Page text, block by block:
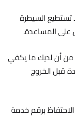
تستطيع السيطرة
على المساعدة.
من أن لديك ما يكفي
قبل الخروج
برقم خدمة